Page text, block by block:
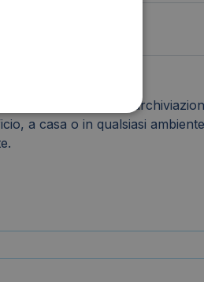
e pratica per
a casa o in qualsiasi